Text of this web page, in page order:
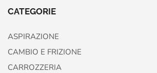
CATEGORIE
ASPIRAZIONE
CAMBIO E FRIZIONE
CARROZZERIA